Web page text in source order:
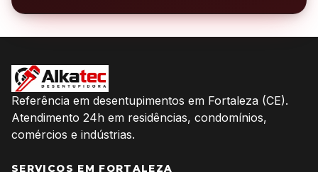
Referência em desentupimentos em Fortaleza (CE).
Atendimento 24h em residências, condomínios,
comércios e indústrias.
SERVIÇOS EM FORTALEZA